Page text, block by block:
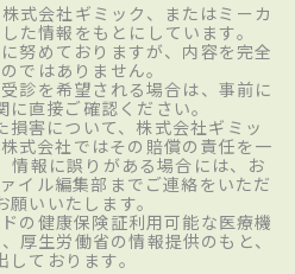
式会社ギミック、またはミーカ
た情報をもとにしています。
努めておりますが、内容を完全
ではありません。
診を希望される場合は、事前に
直接ご確認ください。
損害について、株式会社ギミッ
式会社ではその賠償の責任を一
情報に誤りがある場合には、お
イル編集部までご連絡をいただ
願いいたします。
の健康保険証利用可能な医療機
厚生労働省の情報提供のもと、
ております。